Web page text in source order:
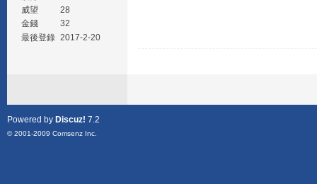
威望
28
金錢
32
最後登錄 2017-2-20
Powered by Discuz! 7.2
© 2001-2009 Comsenz Inc.